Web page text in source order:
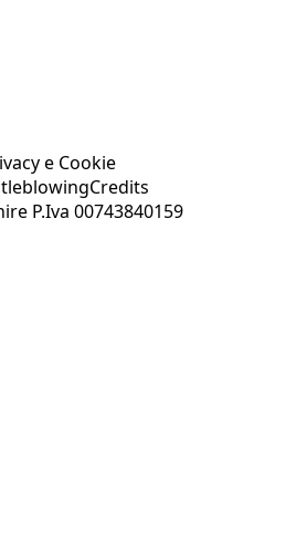
e Cookie
Credits
P.Iva 00743840159